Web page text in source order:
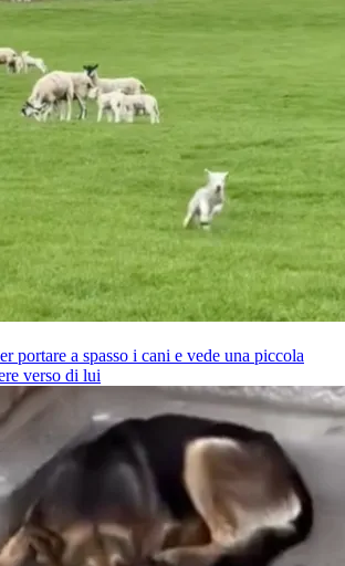
portare a spasso i cani e vede una piccola
verso di lui